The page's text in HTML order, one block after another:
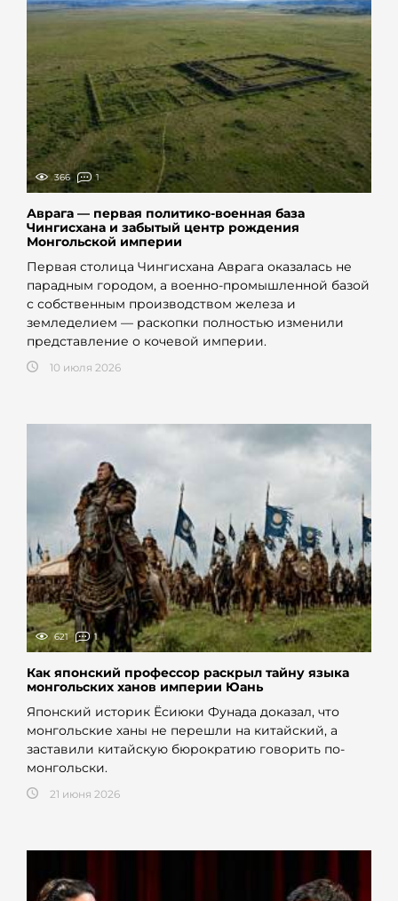
366 1
Аврага — первая политико-военная база
Чингисхана и забытый центр рождения
Монгольской империи
Первая столица Чингисхана Аврага оказалась не
парадным городом, а военно-промышленной базой
с собственным производством железа и
земледелием — раскопки полностью изменили
представление о кочевой империи.
10 июля 2026
621 1
Как японский профессор раскрыл тайну языка
монгольских ханов империи Юань
Японский историк Ёсиюки Фунада доказал, что
монгольские ханы не перешли на китайский, а
заставили китайскую бюрократию говорить по-
монгольски.
21 июня 2026